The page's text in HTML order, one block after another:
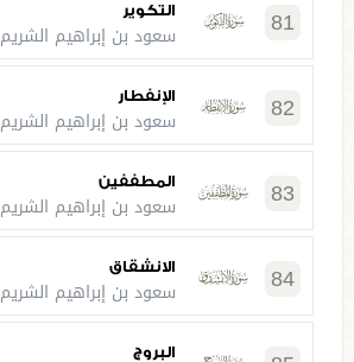
81 التكوير
سعود بن إبراهيم الشريم
82 الإنفطار
سعود بن إبراهيم الشريم
83 المطففين
سعود بن إبراهيم الشريم
84 الانشقاق
سعود بن إبراهيم الشريم
البروج